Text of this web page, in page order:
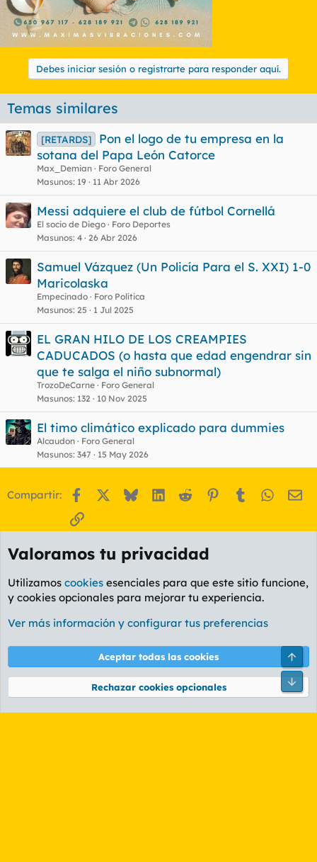
Debes iniciar sesión o registrarte para responder aquí.
Temas similares
[RETARDS]
Pon el logo de tu empresa en la
sotana del Papa León Catorce
Max_Demian
Foro General
Masunos 19 11 Abr 2026
Messi adquiere el club de fútbol Cornellá
El socio de Diego
Foro Deportes
Masunos 4 26 Abr 2026
Samuel Vázquez (Un Policía Para el S. XXI) 1-0
Maricolaska
Empecinado
Foro Política
Masunos 25 1 Jul 2025
EL GRAN HILO DE LOS CREAMPIES
CADUCADOS (o hasta que edad engendrar sin
que te salga el niño subnormal)
TrozoDeCarne
Foro General
Masunos 132 10 Nov 2025
El timo climático explicado para dummies
Alcaudon
Foro General
Masunos 347 15 May 2026
Compartir: Facebook BlueskyLinkedIn
Reddit Pinterest
Tumblr
Enlace
Cookies
PL OLDSTYLE AMARILLO
Cambiar fuente
Español (ES)
Contáctanos
Términos y reglas Política de privacidad Ayuda
R
Valoramos tu privacidad
Utilizamos cookies esenciales para que este sitio funcione,
y cookies opcionales para mejorar tu experiencia.
Ver más información y configurar tus preferencias
Aceptar todas las cookies
Rechazar cookies opcionales
Pie